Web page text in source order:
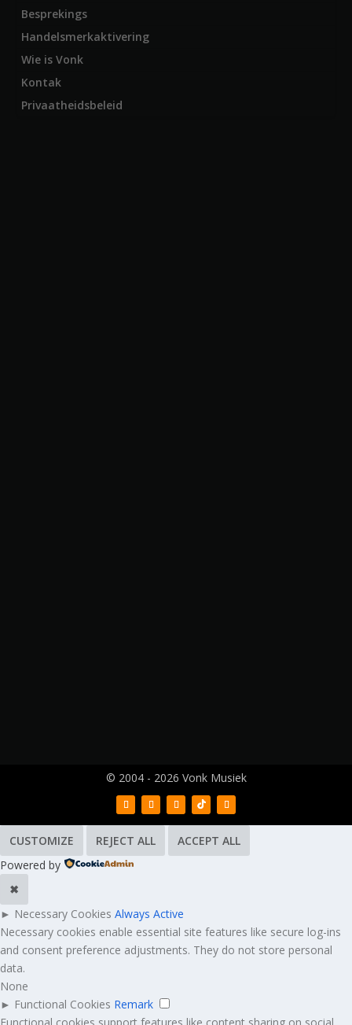
Besprekings
Handelsmerkaktivering
Wie is Vonk
Kontak
Privaatheidsbeleid
© 2004 - 2026 Vonk Musiek
CUSTOMIZE REJECT ALL
ACCEPT ALL
Powered by
✖
► Necessary Cookies Always Active
Necessary cookies enable essential site features like secure log-ins
and consent preference adjustments. They do not store personal
data.
None
► Functional Cookies Remark